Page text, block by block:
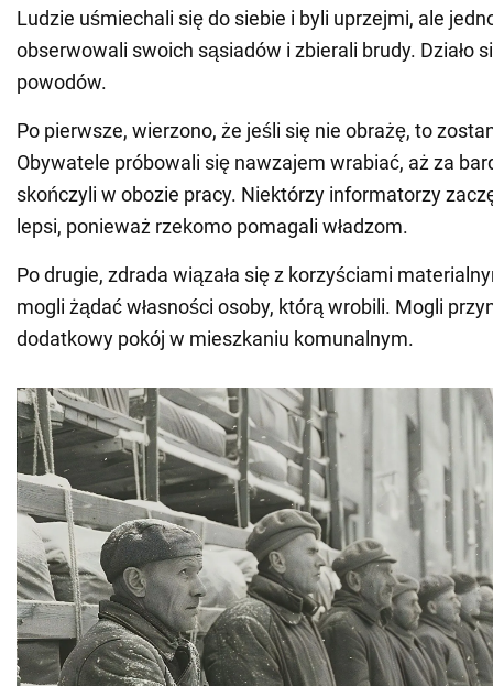
Ludzie uśmiechali się do siebie i byli uprzejmi, ale
obserwowali swoich sąsiadów i zbierali brudy. Działo
powodów.
Po pierwsze, wierzono, że jeśli się nie obrażę, to
Obywatele próbowali się nawzajem wrabiać, aż za
skończyli w obozie pracy. Niektórzy informatorzy
lepsi, ponieważ rzekomo pomagali władzom.
Po drugie, zdrada wiązała się z korzyściami
mogli żądać własności osoby, którą wrobili. Mogli
dodatkowy pokój w mieszkaniu komunalnym.